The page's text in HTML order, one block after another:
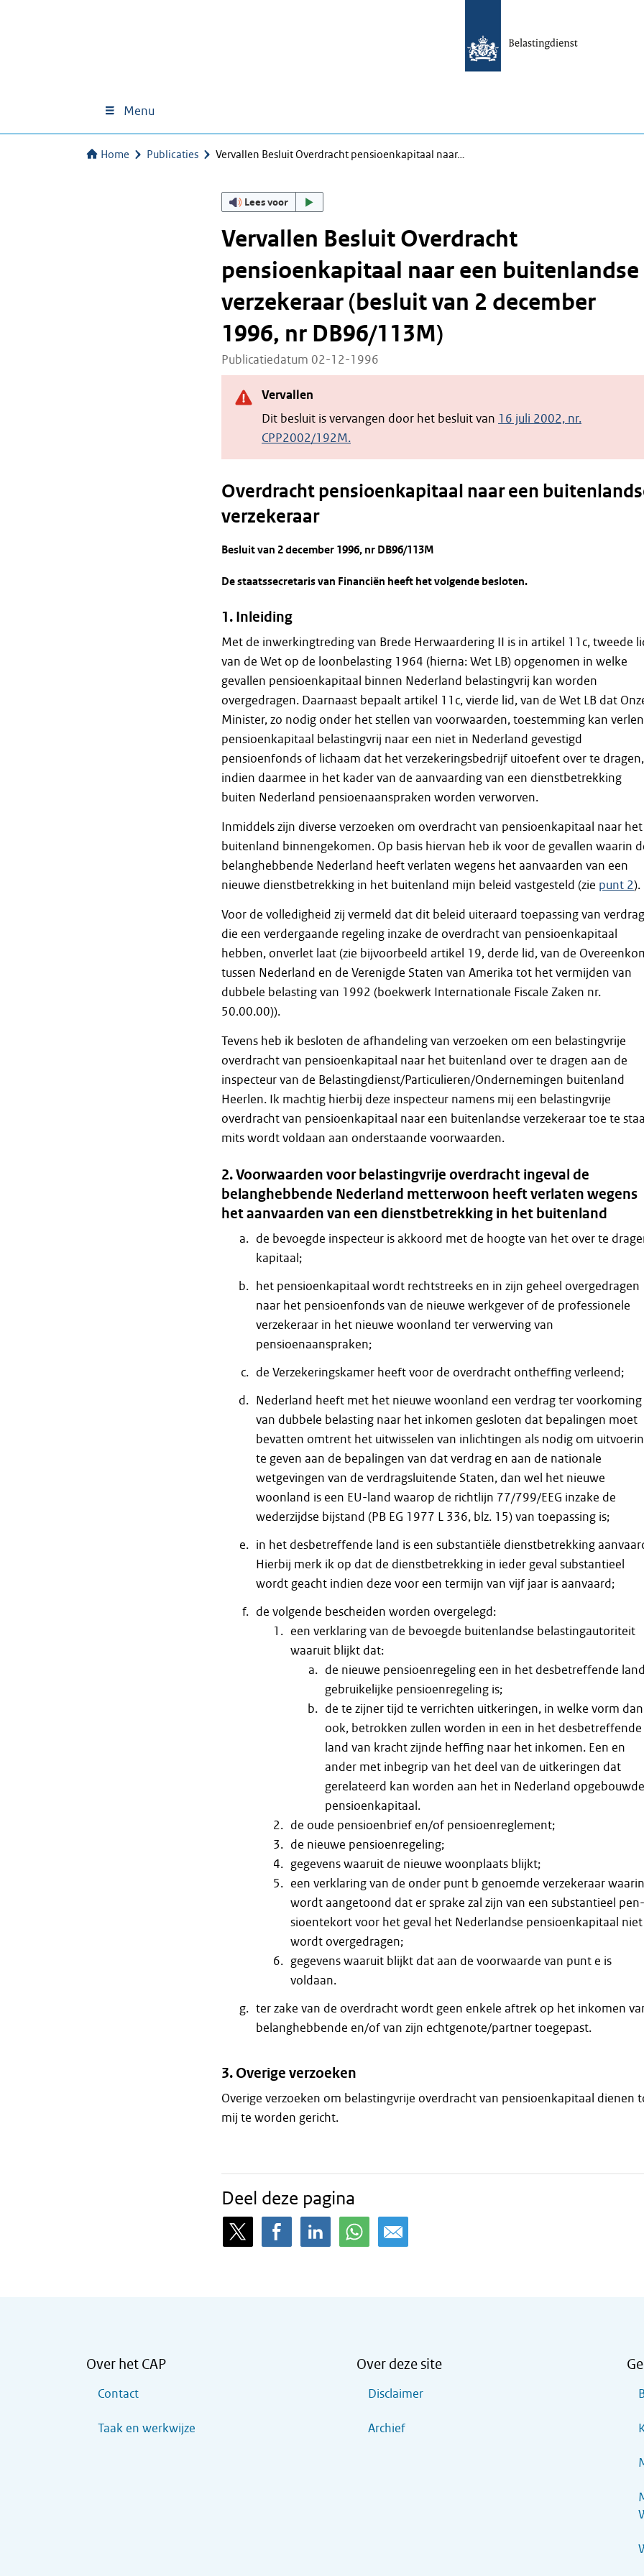
Menu
Home Publicaties Vervallen Besluit Overdracht pensioenkapitaal naar…
Lees voor
Vervallen Besluit Overdracht
pensioenkapitaal naar een buitenlandse
verzekeraar (besluit van 2 december
1996, nr DB96/113M)
Publicatiedatum 02-12-1996
Vervallen
Dit besluit is vervangen door het besluit van 16 juli 2002, nr.
CPP2002/192M.
Overdracht pensioenkapitaal naar een
verzekeraar
Besluit van 2 december 1996, nr DB96/113M
De staatssecretaris van Financiën heeft het volgende besloten.
1. Inleiding
Met de inwerkingtreding van Brede Herwaardering II is in artikel 11c, tweede
van de Wet op de loonbelasting 1964 (hierna: Wet LB) opgenomen in welke
gevallen pensioenkapitaal binnen Nederland belastingvrij kan worden
overgedragen. Daarnaast bepaalt artikel 11c, vierde lid, van de Wet LB dat
Minister, zo nodig onder het stellen van voorwaarden, toestemming kan
pensioenkapitaal belastingvrij naar een niet in Nederland gevestigd
pensioenfonds of lichaam dat het verzekeringsbedrijf uitoefent over te dragen,
indien daarmee in het kader van de aanvaarding van een dienstbetrekking
buiten Nederland pensioenaanspraken worden verworven.
Inmiddels zijn diverse verzoeken om overdracht van pensioenkapitaal naar het
buitenland binnengekomen. Op basis hiervan heb ik voor de gevallen waarin
belanghebbende Nederland heeft verlaten wegens het aanvaarden van een
nieuwe dienstbetrekking in het buitenland mijn beleid vastgesteld (zie punt 2).
Voor de volledigheid zij vermeld dat dit beleid uiteraard toepassing van
die een verdergaande regeling inzake de overdracht van pensioenkapitaal
hebben, onverlet laat (zie bijvoorbeeld artikel 19, derde lid, van de
tussen Nederland en de Verenigde Staten van Amerika tot het vermijden van
dubbele belasting van 1992 (boekwerk Internationale Fiscale Zaken nr.
50.00.00)).
Tevens heb ik besloten de afhandeling van verzoeken om een belastingvrije
overdracht van pensioenkapitaal naar het buitenland over te dragen aan de
inspecteur van de Belastingdienst/Particulieren/Ondernemingen buitenland
Heerlen. Ik machtig hierbij deze inspecteur namens mij een belastingvrije
overdracht van pensioenkapitaal naar een buitenlandse verzekeraar toe te
mits wordt voldaan aan onderstaande voorwaarden.
2. Voorwaarden voor belastingvrije overdracht ingeval de
belanghebbende Nederland metterwoon heeft verlaten wegens
het aanvaarden van een dienstbetrekking in het buitenland
de bevoegde inspecteur is akkoord met de hoogte van het over te
kapitaal;
het pensioenkapitaal wordt rechtstreeks en in zijn geheel overgedragen
naar het pensioenfonds van de nieuwe werkgever of de professionele
verzekeraar in het nieuwe woonland ter verwerving van
pensioenaanspraken;
de Verzekeringskamer heeft voor de overdracht ontheffing verleend;
Nederland heeft met het nieuwe woonland een verdrag ter voorkoming
van dubbele belasting naar het inkomen gesloten dat bepalingen moet
bevatten omtrent het uitwisselen van inlichtingen als nodig om
te geven aan de bepalingen van dat verdrag en aan de nationale
wetgevingen van de verdragsluitende Staten, dan wel het nieuwe
woonland is een EU-land waarop de richtlijn 77/799/EEG inzake de
wederzijdse bijstand (PB EG 1977 L 336, blz. 15) van toepassing is;
in het desbetreffende land is een substantiële dienstbetrekking
Hierbij merk ik op dat de dienstbetrekking in ieder geval substantieel
wordt geacht indien deze voor een termijn van vijf jaar is aanvaard;
de volgende bescheiden worden overgelegd:
een verklaring van de bevoegde buitenlandse belastingautoriteit
waaruit blijkt dat:
de nieuwe pensioenregeling een in het desbetreffende
gebruikelijke pensioenregeling is;
de te zijner tijd te verrichten uitkeringen, in welke vorm dan
ook, betrokken zullen worden in een in het desbetreffende
land van kracht zijnde heffing naar het inkomen. Een en
ander met inbegrip van het deel van de uitkeringen dat
gerelateerd kan worden aan het in Nederland opgebouwde
pensioenkapitaal.
de oude pensioenbrief en/of pensioenreglement;
de nieuwe pensioenregeling;
gegevens waaruit de nieuwe woonplaats blijkt;
een verklaring van de onder punt b genoemde verzekeraar waarin
wordt aangetoond dat er sprake zal zijn van een substantieel pen-
sioentekort voor het geval het Nederlandse pensioenkapitaal niet
wordt overgedragen;
gegevens waaruit blijkt dat aan de voorwaarde van punt e is
voldaan.
ter zake van de overdracht wordt geen enkele aftrek op het inkomen
belanghebbende en/of van zijn echtgenote/partner toegepast.
3. Overige verzoeken
Overige verzoeken om belastingvrije overdracht van pensioenkapitaal dienen
mij te worden gericht.
Deel deze pagina
Over het CAP
Contact
Taak en werkwijze
Over deze site
Disclaimer
Archief